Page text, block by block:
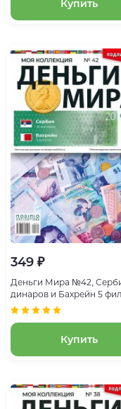
Купить
349 ₽
Деньги Мира №42,
динаров и Бахрейн 5
Купить